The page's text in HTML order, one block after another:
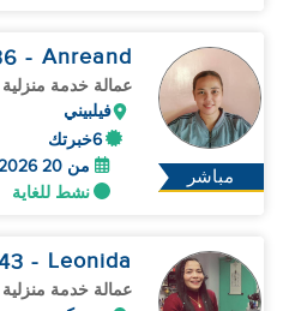
مباشر
Anreand
- 36
عمالة خدمة منزلية
فيلبيني
6خبرتك
من 20 Nov 2026 | دوام كامل
نشط للغاية
Leonida
- 43
عمالة خدمة منزلية